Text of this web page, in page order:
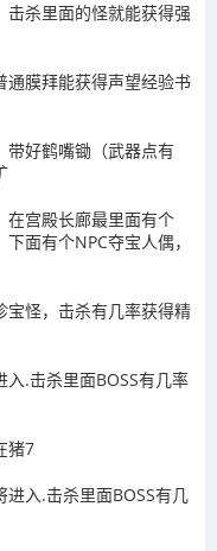
击杀里面的怪就能获得强
通膜拜能获得声望经验书
带好鹤嘴锄（武器点有
在宫殿长廊最里面有个
面有个NPC夺宝人偶，
宝怪，击杀有几率获得精
.击杀里面BOSS有几率
猪7
入.击杀里面BOSS有几